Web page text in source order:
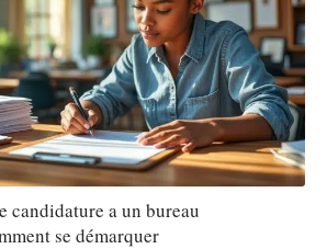
candidature a un bureau
se démarquer